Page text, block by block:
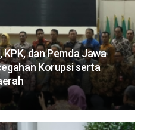
dan Pemda Jawa
Korupsi serta